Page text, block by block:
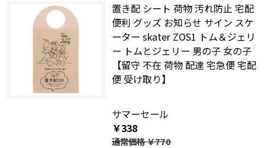
置き配 シート 荷物 汚れ防止 宅配
便利 グッズ お知らせ サイン スケ
ーター skater ZOS1 トム＆ジェリ
ー トムとジェリー 男の子 女の子
【留守 不在 荷物 配達 宅急便 宅配
便 受け取り】
サマーセール
￥338
通常価格￥770